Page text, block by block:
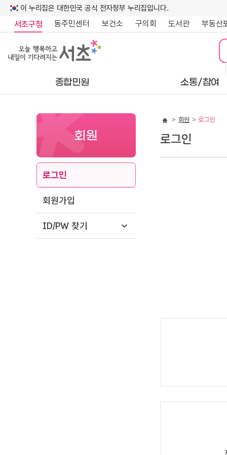
이 누리집은 대한민국 공식 전자정부 누리집입니다.
서초구청 동주민센터 보건소 구의회 도서관 부동산
종합민원 소통/참여
회원
로그인
회원가입
ID/PW 찾기
회원 로그인
로그인